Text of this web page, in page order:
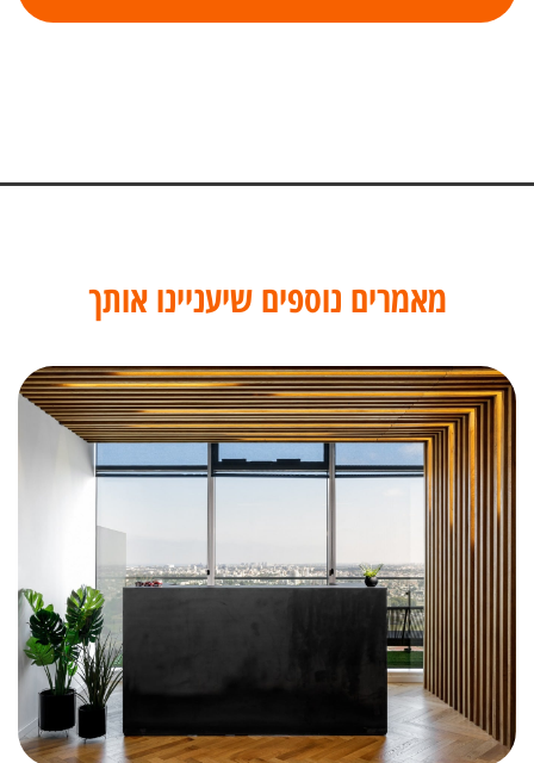
מאמרים נוספים שיעניינו אותך